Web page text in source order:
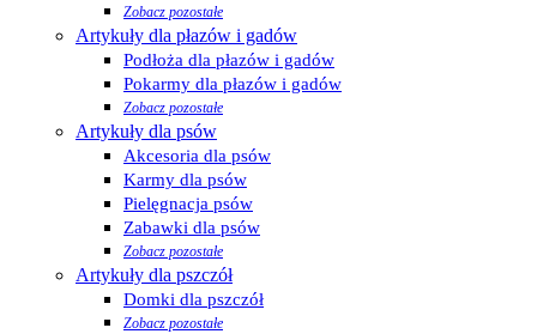
Zobacz pozostałe
Artykuły dla płazów i gadów
Podłoża dla płazów i gadów
Pokarmy dla płazów i gadów
Zobacz pozostałe
Artykuły dla psów
Akcesoria dla psów
Karmy dla psów
Pielęgnacja psów
Zabawki dla psów
Zobacz pozostałe
Artykuły dla pszczół
Domki dla pszczół
Zobacz pozostałe